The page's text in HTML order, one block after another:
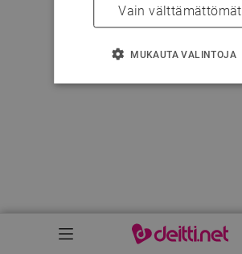
Vain välttämättömät
MUKAUTA VALINTOJA